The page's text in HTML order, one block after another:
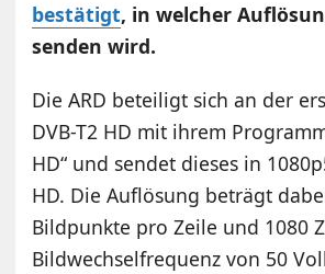
bestätigt, in welcher
senden wird.
Die ARD beteiligt sich an der
DVB-T2 HD mit ihrem
HD“ und sendet dieses in
HD. Die Auflösung beträgt
Bildpunkte pro Zeile und 1080
Bildwechselfrequenz von 50